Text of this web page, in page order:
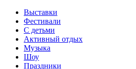
Выставки
Фестивали
С детьми
Активный отдых
Музыка
Шоу
Праздники